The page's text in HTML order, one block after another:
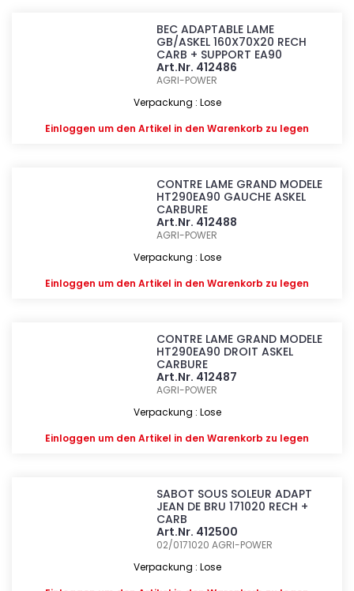
BEC ADAPTABLE LAME
GB/ASKEL 160X70X20 RECH
CARB + SUPPORT EA90
Art.Nr. 412486
AGRI-POWER
Verpackung : Lose
Einloggen um den Artikel in den Warenkorb zu legen
CONTRE LAME GRAND MODELE
HT290EA90 GAUCHE ASKEL
CARBURE
Art.Nr. 412488
AGRI-POWER
Verpackung : Lose
Einloggen um den Artikel in den Warenkorb zu legen
CONTRE LAME GRAND MODELE
HT290EA90 DROIT ASKEL
CARBURE
Art.Nr. 412487
AGRI-POWER
Verpackung : Lose
Einloggen um den Artikel in den Warenkorb zu legen
SABOT SOUS SOLEUR ADAPT
JEAN DE BRU 171020 RECH +
CARB
Art.Nr. 412500
02/0171020AGRI-POWER
Verpackung : Lose